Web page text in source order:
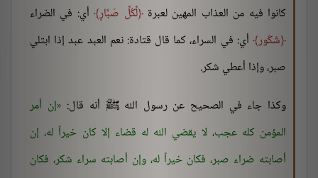
كانوا فيه من العذاب المهين لعبرة لِّكُلِّ صَبَّارٍ أي: في الضراء
شَكُور أي: في السراء، كما قال قتادة: نعم العبد عبد إذا ابتلي
صبر، وإذا أعطي شكر.
وكذا جاء في الصحيح عن رسول الله ﷺ أنه قال: إن أمر
المؤمن كله عجب، لا يقضي الله له قضاء إلا كان خيراً له، إن
أصابته ضراء صبر، فكان خيراً له، وإن أصابته سراء شكر، فكان